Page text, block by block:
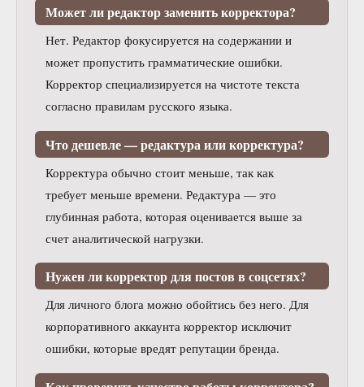
Может ли редактор заменить корректора?
Нет. Редактор фокусируется на содержании и
может пропустить грамматические ошибки.
Корректор специализируется на чистоте текста
согласно правилам русского языка.
Что дешевле — редактура или корректура?
Корректура обычно стоит меньше, так как
требует меньше времени. Редактура — это
глубинная работа, которая оценивается выше за
счет аналитической нагрузки.
Нужен ли корректор для постов в соцсетях?
Для личного блога можно обойтись без него. Для
корпоративного аккаунта корректор исключит
ошибки, которые вредят репутации бренда.